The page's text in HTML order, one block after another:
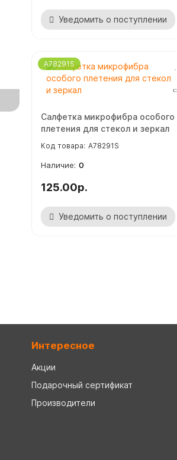
Уведомить о поступлении
A78291S
Салфетка микрофибра особого
плетения для стекол и зеркал
A78291S
0
125.00р.
Уведомить о поступлении
Интересное
Акции
Подарочный сертификат
Производители